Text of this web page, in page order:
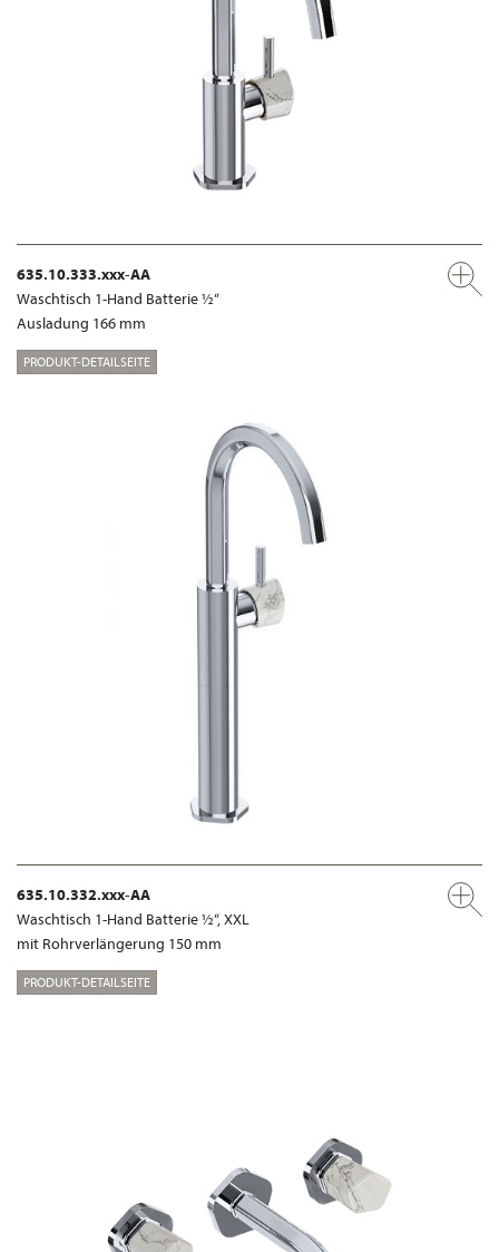
635.10.333.xxx-AA
Waschtisch 1-Hand Batterie ½“
Ausladung 166 mm
PRODUKT-DETAILSEITE
635.10.332.xxx-AA
Waschtisch 1-Hand Batterie ½“, XXL
mit Rohrverlängerung 150 mm
PRODUKT-DETAILSEITE